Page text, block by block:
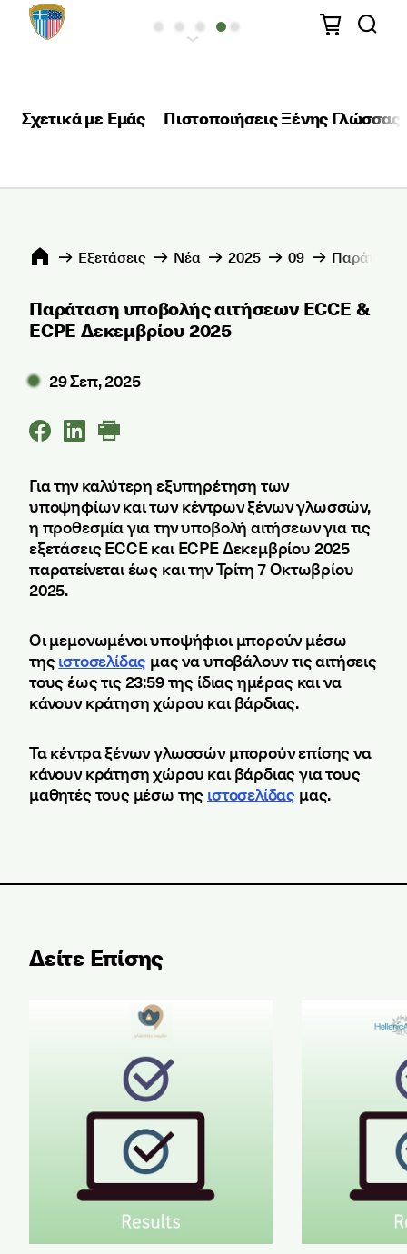
Σχετικά με Εμάς Πιστοποιήσεις Ξένης Γλώσσας
Εξετάσεις Νέα 2025 09 Παράταση
Παράταση υποβολής αιτήσεων ECCE &
ECPE Δεκεμβρίου 2025
29 Σεπ, 2025
Για την καλύτερη εξυπηρέτηση των
υποψηφίων και των κέντρων ξένων γλωσσών,
η προθεσμία για την υποβολή αιτήσεων για τις
εξετάσεις ECCE και ECPE Δεκεμβρίου 2025
παρατείνεται έως και την Τρίτη 7 Οκτωβρίου
2025.
Οι μεμονωμένοι υποψήφιοι μπορούν μέσω
τηςιστοσελίδαςμας να υποβάλουν τις αιτήσεις
τους έως τις 23:59 της ίδιας ημέρας και να
κάνουν κράτηση χώρου και βάρδιας.
Τα κέντρα ξένων γλωσσών μπορούν επίσης να
κάνουν κράτηση χώρου και βάρδιας για τους
μαθητές τους μέσω τηςιστοσελίδαςμας.
Δείτε Επίσης
Αποτελέσματα Εξετάσεων Ελληνομάθειας Μαΐου